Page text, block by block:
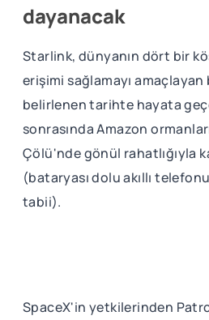
dayanacak
Starlink, dünyanın dört bir
erişimi sağlamayı
belirlenen tarihte hayata
sonrasında Amazon
Çölü'nde gönül rahatlığıyla
(bataryası dolu akıllı
tabii).
SpaceX'in yetkilerinden